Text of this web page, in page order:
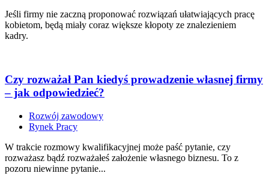
Jeśli firmy nie zaczną proponować rozwiązań ułatwiających pracę
kobietom, będą miały coraz większe kłopoty ze znalezieniem
kadry.
Czy rozważał Pan kiedyś prowadzenie własnej firmy
– jak odpowiedzieć?
Rozwój zawodowy
Rynek Pracy
W trakcie rozmowy kwalifikacyjnej może paść pytanie, czy
rozważasz bądź rozważałeś założenie własnego biznesu. To z
pozoru niewinne pytanie...